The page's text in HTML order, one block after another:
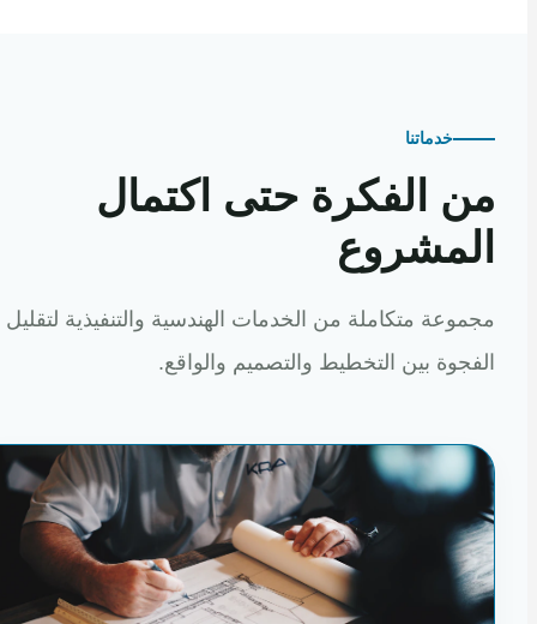
خدماتنا
الفكرة حتى اكتمال
متكاملة من الخدمات الهندسية والتنفيذية لتقليل
بين التخطيط والتصميم والواقع.